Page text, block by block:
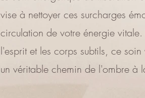
vise à nettoyer ces surcharges
circulation de votre énergie
l'esprit et les corps subtils, ce
un véritable chemin de l'ombre à